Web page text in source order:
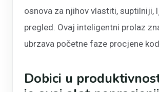
osnova za njihov vlastiti, suptilniji,
pregled. Ovaj inteligentni prolaz
ubrzava početne faze procjene
Dobici u